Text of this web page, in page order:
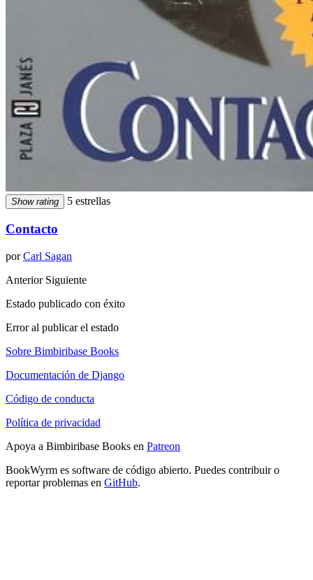
Show rating 5 estrellas
Contacto
porCarl Sagan
Anterior Siguiente
Estado publicado con éxito
Error al publicar el estado
Sobre Bimbiribase Books
Documentación de Django
Código de conducta
Política de privacidad
Apoya a Bimbiribase Books en Patreon
BookWyrm es software de código abierto. Puedes contribuir o
reportar problemas en GitHub.